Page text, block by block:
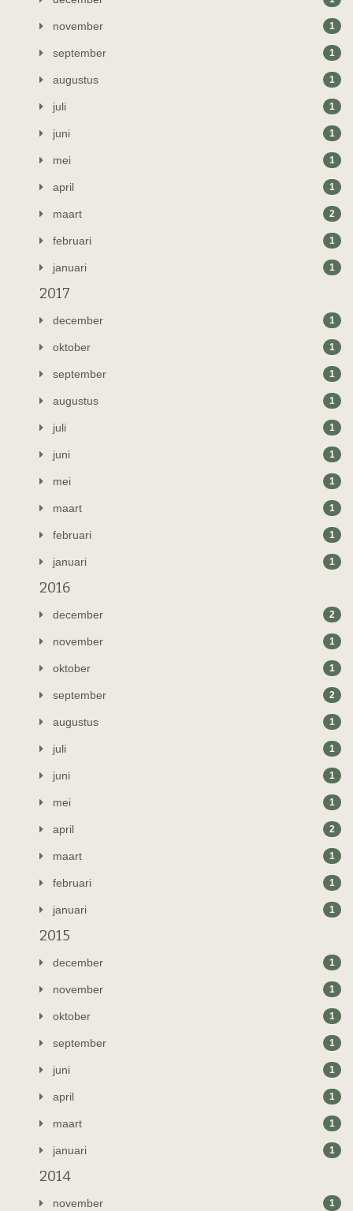
november 1
september 1
augustus 1
juli 1
juni 1
mei 1
april 1
maart 2
februari 1
januari 1
2017
december 1
oktober 1
september 1
augustus 1
juli 1
juni 1
mei 1
maart 1
februari 1
januari 1
2016
december 2
november 1
oktober 1
september 2
augustus 1
juli 1
juni 1
mei 1
april 2
maart 1
februari 1
januari 1
2015
december 1
november 1
oktober 1
september 1
juni 1
april 1
maart 1
januari 1
2014
november 1